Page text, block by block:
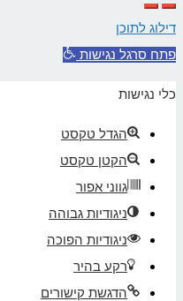
העמוד
דילוג לתוכן
פתח סרגל נגישות
כלי נגישות
הגדל טקסט
הקטן טקסט
גווני אפור
ניגודיות גבוהה
ניגודיות הפוכה
רקע בהיר
הדגשת קישורים